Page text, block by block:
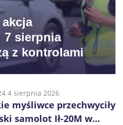
7 sierpnia
z kontrolami
4 sierpnia 2026
myśliwce przechwyciły
samolot Ił-20M w